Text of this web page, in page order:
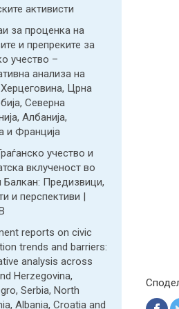
активисти
за проценка на
и препреките за
учество –
анализа на
Црна
Северна
Албанија,
и Франција
учество и
вклученост во
Балкан: Предизвици,
и перспективи |
reports on civic
trends and barriers:
analysis across
Herzegovina,
Serbia, North
Albania, Croatia and